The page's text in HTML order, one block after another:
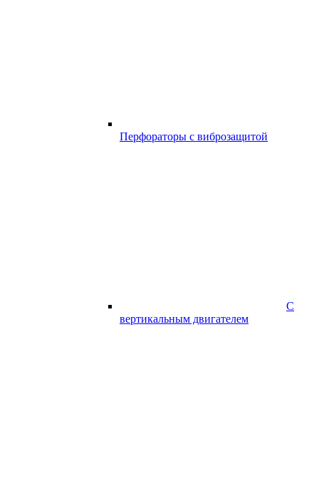
Перфораторы с виброзащитой
С
вертикальным двигателем